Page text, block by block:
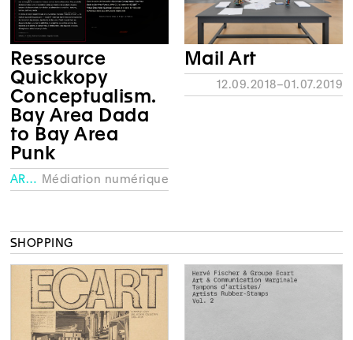
Ressource
Quickkopy
Conceptualism.
Bay Area Dada
to Bay Area
Punk
ARCHIVES Médiation numérique
Mail Art
12.09.2018–01.07.2019
SHOPPING